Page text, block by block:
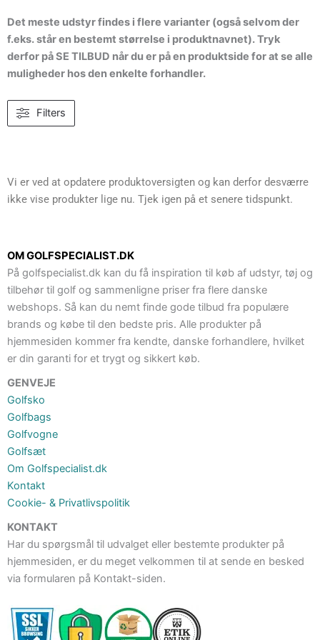
Det meste udstyr findes i flere varianter (også selvom der
f.eks. står en bestemt størrelse i produktnavnet). Tryk
derfor på SE TILBUD når du er på en produktside for at se alle
muligheder hos den enkelte forhandler.
Filters
Vi er ved at opdatere produktoversigten og kan derfor desværre
ikke vise produkter lige nu. Tjek igen på et senere tidspunkt.
OM GOLFSPECIALIST.DK
På golfspecialist.dk kan du få inspiration til køb af udstyr, tøj og
tilbehør til golf og sammenligne priser fra flere danske
webshops. Så kan du nemt finde gode tilbud fra populære
brands og købe til den bedste pris. Alle produkter på
hjemmesiden kommer fra kendte, danske forhandlere, hvilket
er din garanti for et trygt og sikkert køb.
GENVEJE
Golfsko
Golfbags
Golfvogne
Golfsæt
Om Golfspecialist.dk
Kontakt
Cookie- & Privatlivspolitik
KONTAKT
Har du spørgsmål til udvalget eller bestemte produkter på
hjemmesiden, er du meget velkommen til at sende en besked
via formularen på Kontakt-siden.